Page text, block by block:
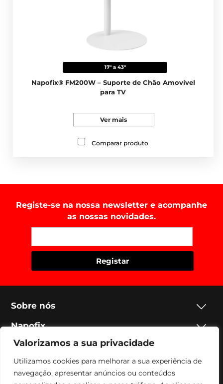
Valorizamos a sua privacidade
Utilizamos cookies para melhorar a sua experiência de
navegação, apresentar anúncios ou conteúdos
17" a 43"
Napofix® FM200W – Suporte de Chão Amovível
para TV
Ver mais
Comparar produto
Registe-se na nossa newsletter e acompanhe
as nossas novidades.
Sobre nós
Napofix
Contactos
Legal